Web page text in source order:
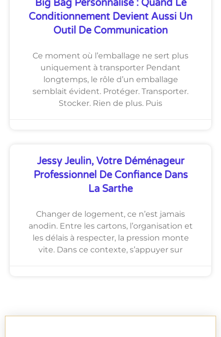
Big Bag Personnalisé : Quand Le
Conditionnement Devient Aussi Un
Outil De Communication
Ce moment où l’emballage ne sert plus
uniquement à transporter Pendant
longtemps, le rôle d’un emballage
semblait évident. Protéger. Transporter.
Stocker. Rien de plus. Puis
Jessy Jeulin, Votre Déménageur
Professionnel De Confiance Dans
La Sarthe
Changer de logement, ce n’est jamais
anodin. Entre les cartons, l’organisation et
les délais à respecter, la pression monte
vite. Dans ce contexte, s’appuyer sur